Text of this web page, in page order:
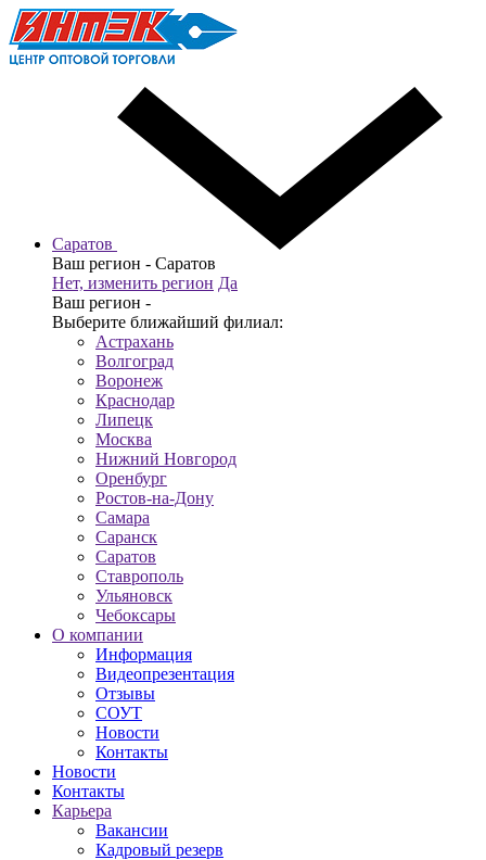
Саратов
Ваш регион - Саратов
Нет, изменить регион Да
Ваш регион -
Выберите ближайший филиал:
Астрахань
Волгоград
Воронеж
Краснодар
Липецк
Москва
Нижний Новгород
Оренбург
Ростов-на-Дону
Самара
Саранск
Саратов
Ставрополь
Ульяновск
Чебоксары
О компании
Информация
Видеопрезентация
Отзывы
СОУТ
Новости
Контакты
Новости
Контакты
Карьера
Вакансии
Кадровый резерв